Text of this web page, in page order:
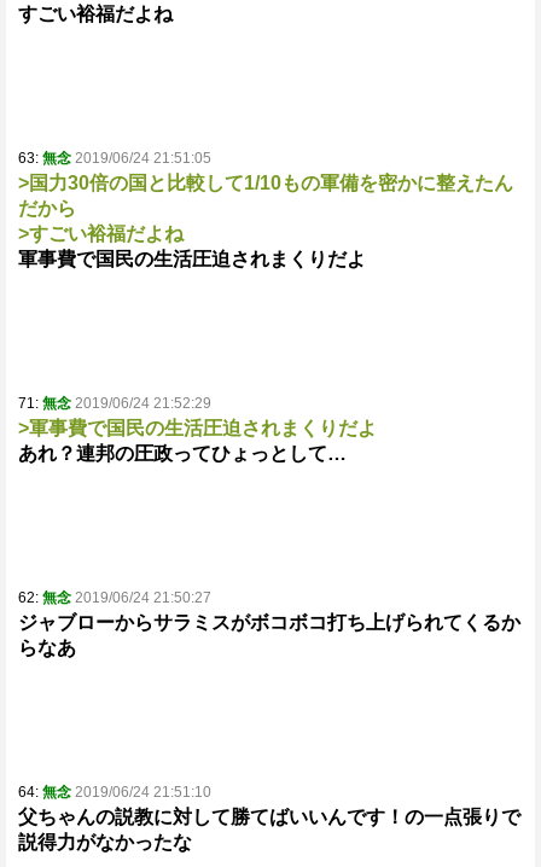
すごい裕福だよね
63: 無念 2019/06/24 21:51:05
>国力30倍の国と比較して1/10もの軍備を密かに整えたん
だから
>すごい裕福だよね
軍事費で国民の生活圧迫されまくりだよ
71: 無念 2019/06/24 21:52:29
>軍事費で国民の生活圧迫されまくりだよ
あれ？連邦の圧政ってひょっとして…
62: 無念 2019/06/24 21:50:27
ジャブローからサラミスがボコボコ打ち上げられてくるか
らなあ
64: 無念 2019/06/24 21:51:10
父ちゃんの説教に対して勝てばいいんです！の一点張りで
説得力がなかったな